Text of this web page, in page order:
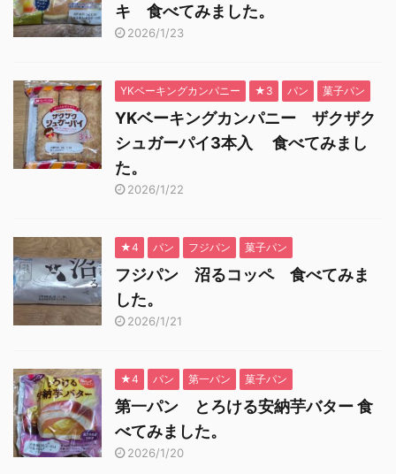
キ 食べてみました。
2026/1/23
YKベーキングカンパニー ★3 パン 菓子パン
YKベーキングカンパニー ザクザク
シュガーパイ3本入 食べてみまし
た。
2026/1/22
★4 パン フジパン 菓子パン
フジパン 沼るコッペ 食べてみま
した。
2026/1/21
★4 パン 第一パン 菓子パン
第一パン とろける安納芋バター 食
べてみました。
2026/1/20